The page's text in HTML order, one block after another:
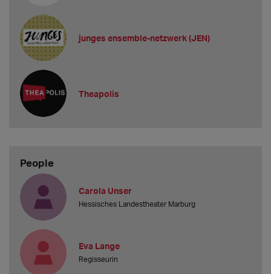
junges ensemble-netzwerk (JEN)
Theapolis
People
Carola Unser
Hessisches Landestheater Marburg
Eva Lange
Regisseurin